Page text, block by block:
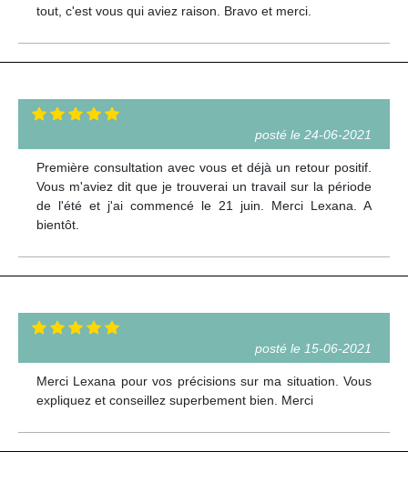
tout, c'est vous qui aviez raison. Bravo et merci.
posté le 24-06-2021
Première consultation avec vous et déjà un retour positif.
Vous m'aviez dit que je trouverai un travail sur la période
de l'été et j'ai commencé le 21 juin. Merci Lexana. A
bientôt.
posté le 15-06-2021
Merci Lexana pour vos précisions sur ma situation. Vous
expliquez et conseillez superbement bien. Merci